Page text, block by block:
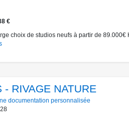
€
choix de studios neufs à partir de 89.000€
- RIVAGE NATURE
documentation personnalisée